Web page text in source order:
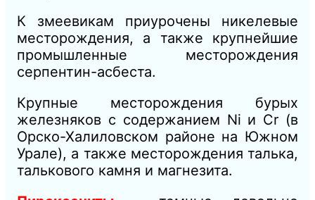
К змеевикам приурочены никелевые
месторождения, а также крупнейшие
промышленные месторождения
серпентин-асбеста.
Крупные месторождения бурых
железняков с содержанием Ni и Сr (в
Орско-Халиловском районе на Южном
Урале), а также месторождения талька,
талькового камня и магнезита.